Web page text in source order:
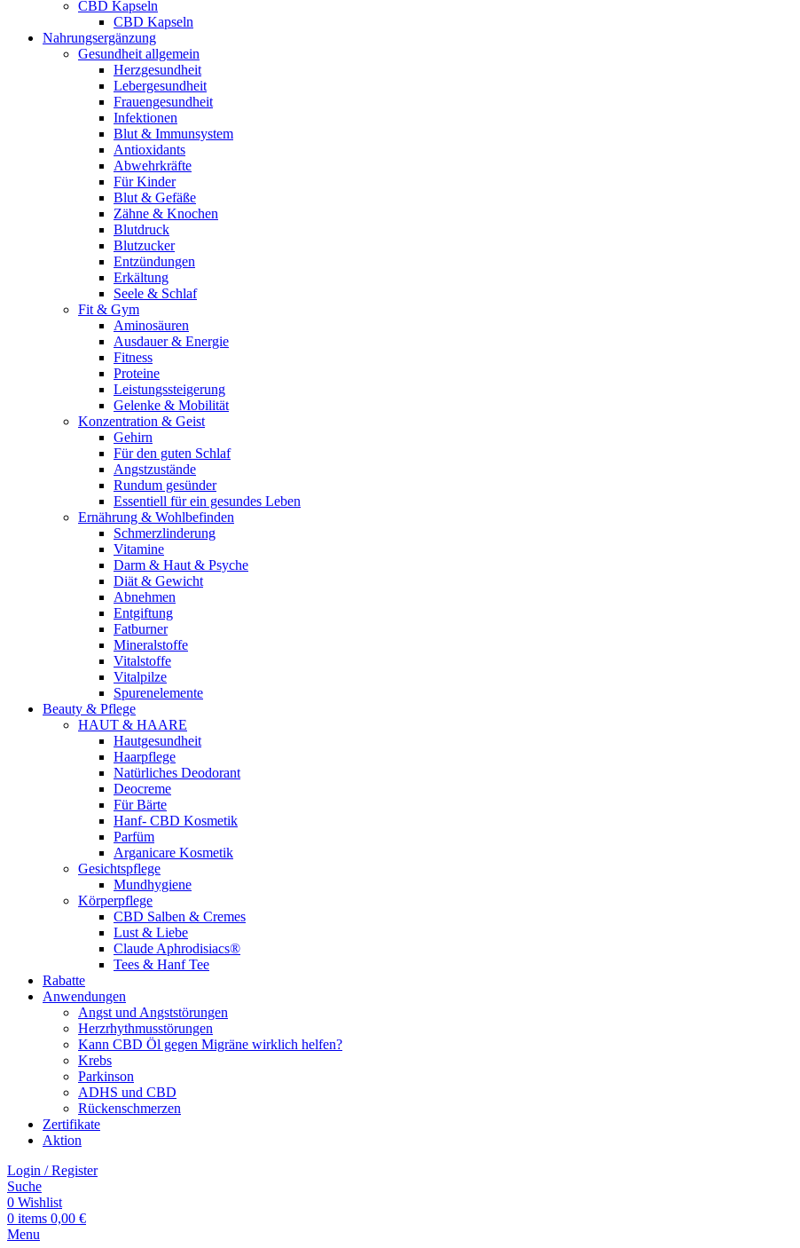
CBD Kapseln
CBD Kapseln
Nahrungsergänzung
Gesundheit allgemein
Herzgesundheit
Lebergesundheit
Frauengesundheit
Infektionen
Blut & Immunsystem
Antioxidants
Abwehrkräfte
Für Kinder
Blut & Gefäße
Zähne & Knochen
Blutdruck
Blutzucker
Entzündungen
Erkältung
Seele & Schlaf
Fit & Gym
Aminosäuren
Ausdauer & Energie
Fitness
Proteine
Leistungssteigerung
Gelenke & Mobilität
Konzentration & Geist
Gehirn
Für den guten Schlaf
Angstzustände
Rundum gesünder
Essentiell für ein gesundes Leben
Ernährung & Wohlbefinden
Schmerzlinderung
Vitamine
Darm & Haut & Psyche
Diät & Gewicht
Abnehmen
Entgiftung
Fatburner
Mineralstoffe
Vitalstoffe
Vitalpilze
Spurenelemente
Beauty & Pflege
HAUT & HAARE
Hautgesundheit
Haarpflege
Natürliches Deodorant
Deocreme
Für Bärte
Hanf- CBD Kosmetik
Parfüm
Arganicare Kosmetik
Gesichtspflege
Mundhygiene
Körperpflege
CBD Salben & Cremes
Lust & Liebe
Claude Aphrodisiacs®
Tees & Hanf Tee
Rabatte
Anwendungen
Angst und Angststörungen
Herzrhythmusstörungen
Kann CBD Öl gegen Migräne wirklich helfen?
Krebs
Parkinson
ADHS und CBD
Rückenschmerzen
Zertifikate
Aktion
Login / Register
Suche
0 Wishlist
0 items 0,00 €
Menu